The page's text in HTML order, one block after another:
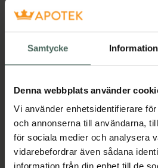
Samtycke Information
Denna webbplats använder
Vi använder enhetsidentifierare
och annonserna till användarna,
för sociala medier och analysera
vidarebefordrar även sådana
4 av 5 i omdöme
Swedish
Supplements
Lifestyle Whey
Tripple Chocolate
Livsmedel
Pris online
259 kr
KöpSwedish